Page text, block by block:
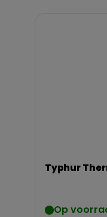
Typhur
Op